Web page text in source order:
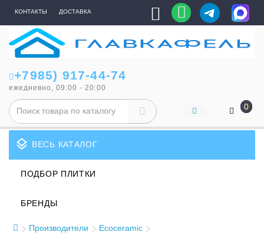
КОНТАКТЫ ДОСТАВКА
+7985) 917-44-74
ежедневно, 09:00 - 20:00
0
layers ВЕСЬ КАТАЛОГ
ПОДБОР ПЛИТКИ
БРЕНДЫ
Производители Ecoceramic